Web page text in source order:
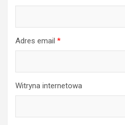
Adres email *
Witryna internetowa